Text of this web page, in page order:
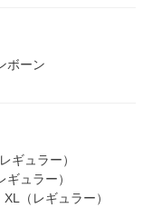
ボーン
ギュラー）
ギュラー）
XL（レギュラー）